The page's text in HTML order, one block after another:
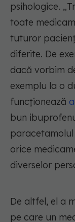
psihologice.
toate
tuturor
diferite. De
dacă vorbim
exemplu la o
funcționează
bun
paracetamolul
orice
diverselor
De altfel, el a
pe care un